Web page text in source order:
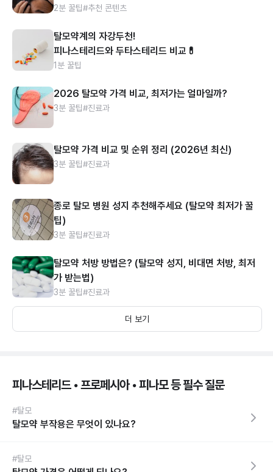
2분 꿀팁#추천 콘텐츠
탈모약계의 자강두천!
피나스테리드와 두타스테리드 비교💊
1분 꿀팁
2026 탈모약 가격 비교, 최저가는 얼마일까?
3분 꿀팁#진료과
탈모약 가격 비교 및 순위 정리 (2026년 최신)
3분 꿀팁#진료과
종로 탈모 병원 성지 추천해주세요 (탈모약 최저가 꿀
팁)
3분 꿀팁#진료과
탈모약 처방 방법은? (탈모약 성지, 비대면 처방, 최저
가 받는법)
3분 꿀팁#진료과
더 보기
피나스테리드 • 프로페시아 • 피나모 등 필수 질문
#탈모
탈모약 부작용은 무엇이 있나요?
#탈모